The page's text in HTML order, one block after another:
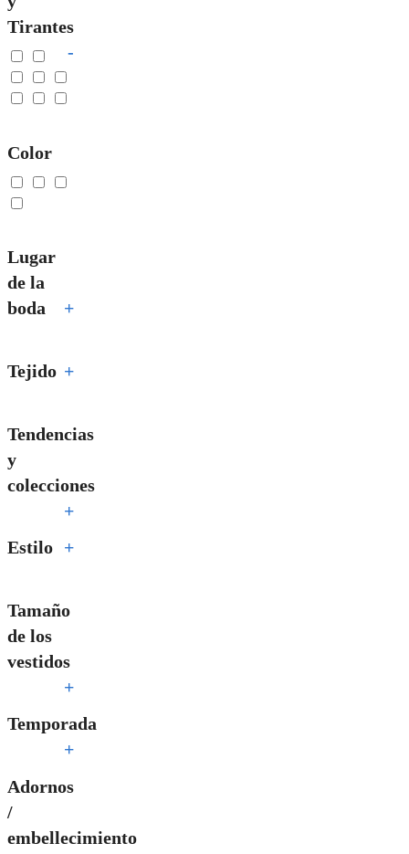
Tirantes
-
Color
Lugar
de la
boda
+
Tejido +
Tendencias
y
colecciones
+
Estilo +
Tamaño
de los
vestidos
+
Temporada
+
Adornos
/
embellecimiento